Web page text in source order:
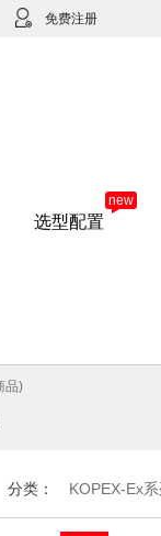
免费注册
选型配置
new
品)
分类： KOPEX-Ex